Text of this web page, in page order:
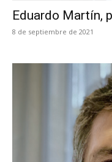
Eduardo Martín,
8 de septiembre de 2021